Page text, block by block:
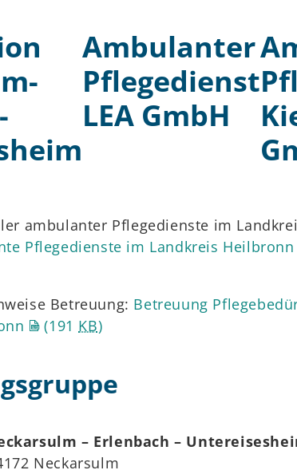
Ambulanter
Pflegedienst
LEA GmbH
ambulanter Pflegedienste im
Pflegedienste im Landkreis Heilbronn
Betreuung: Betreuung
(191 KB)
– Erlenbach –
Neckarsulm